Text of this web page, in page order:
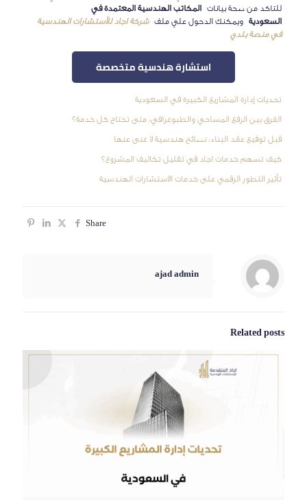
للتاكد من صحة بيانات المكاتب الهندسية المعتمدة في
السعوديةويمكنك الدحول علي ملفشركة اجاد للأستشارات الهندسية
في منصة بلدي
استشارة هندسية متخصصة
تحديات إدارة المشاريع الكبيرة في السعودية
الفرق بين الرفع المساحي والطبوغرافي: متى تحتاج كل خدمة؟
قبل توقيع عقد البناء: نصائح هندسية لا غنى عنها
كيف تسهم خدمات اجاد في تقليل تكاليف المشروع؟
تأثير التطور الرقمي على خدمات الاستشارات الهندسية
Share
ajad admin
Related posts